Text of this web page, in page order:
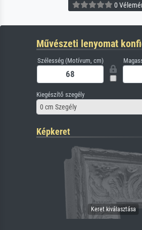
0
Művészeti lenyomat
Szélesség (Motívum, cm)
Kiegészítő szegély
0 cm Szegély
Képkeret